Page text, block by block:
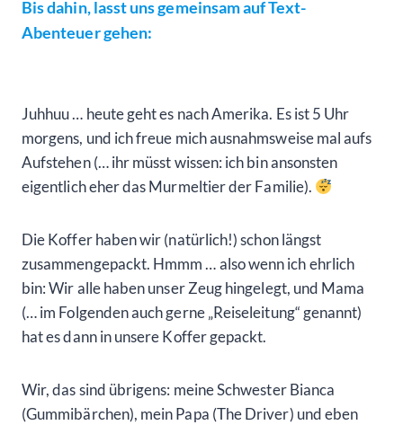
Bis dahin, lasst uns gemeinsam auf Text-
Abenteuer gehen:
Juhhuu … heute geht es nach Amerika. Es ist 5 Uhr
morgens, und ich freue mich ausnahmsweise mal aufs
Aufstehen (… ihr müsst wissen: ich bin ansonsten
eigentlich eher das Murmeltier der Familie).
Die Koffer haben wir (natürlich!) schon längst
zusammengepackt. Hmmm … also wenn ich ehrlich
bin: Wir alle haben unser Zeug hingelegt, und Mama
(… im Folgenden auch gerne „Reiseleitung“ genannt)
hat es dann in unsere Koffer gepackt.
Wir, das sind übrigens: meine Schwester Bianca
(Gummibärchen), mein Papa (The Driver) und eben